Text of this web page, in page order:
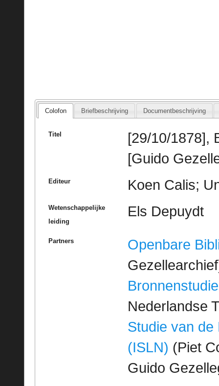
Colofon Briefbeschrijving Documentbeschrijving
Titel
[29/10/1878],
[Guido
Editeur Koen Calis;
Wetenschappelijke
leiding
Els Depuydt
Partners
Openbare
Bronnenstudie
Nederlandse
Studie van de
(ISLN) (Piet
Guido